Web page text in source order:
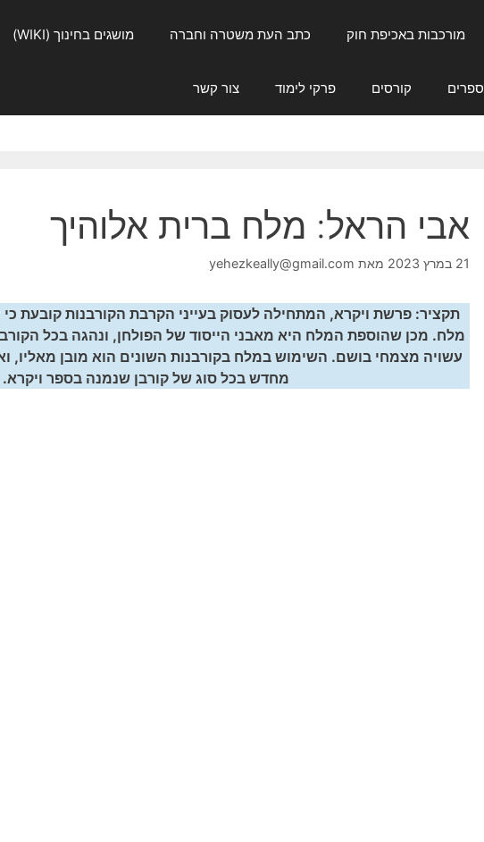
מורכבות באכיפת חוק כתב העת משטרה וחברה מושגים בחינוך (WIKI)
ספרים קורסים פרקי לימוד צור קשר
אבי הראל: מלח ברית אלוהיך
21 במרץ 2023 מאת yehezkeally@gmail.com
תקציר: פרשת ויקרא, המתחילה לעסוק בעייני הקרבת הקורבנות קובעת כי
מלח. מכן שהוספת המלח היא מאבני הייסוד של הפולחן, ונהגה בכל
עשויה מצמחי בושם. השימוש במלח בקורבנות השונים הוא מובן מאליו,
מחדש בכל סוג של קורבן שנמנה בספר ויקרא.